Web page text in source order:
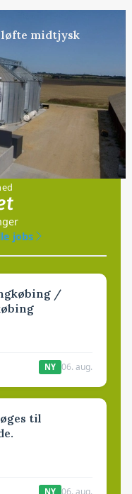
midtjysk
jobs
/
NY 06. aug.
til
NY 06. aug.